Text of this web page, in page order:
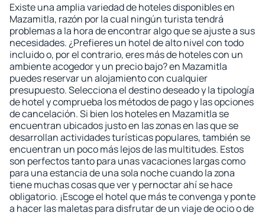
Existe una amplia variedad de hoteles disponibles en
Mazamitla, razón por la cual ningún turista tendrá
problemas a la hora de encontrar algo que se ajuste a sus
necesidades. ¿Prefieres un hotel de alto nivel con todo
incluido o, por el contrario, eres más de hoteles con un
ambiente acogedor y un precio bajo? en Mazamitla
puedes reservar un alojamiento con cualquier
presupuesto. Selecciona el destino deseado y la tipología
de hotel y comprueba los métodos de pago y las opciones
de cancelación. Si bien los hoteles en Mazamitla se
encuentran ubicados justo en las zonas en las que se
desarrollan actividades turísticas populares, también se
encuentran un poco más lejos de las multitudes. Estos
son perfectos tanto para unas vacaciones largas como
para una estancia de una sola noche cuando la zona
tiene muchas cosas que ver y pernoctar ahí se hace
obligatorio. ¡Escoge el hotel que más te convenga y ponte
a hacer las maletas para disfrutar de un viaje de ocio o de